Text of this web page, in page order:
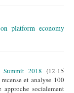
platform economy
Summit 2018 (12-15
et analyse 100
approche socialement